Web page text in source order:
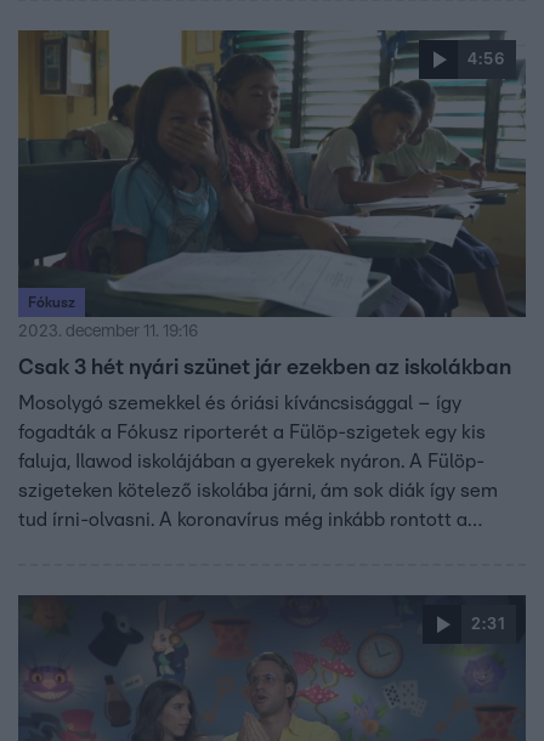
képesek karácsonyi pizsamában elmenni enni – mesélte
4:56
Fókusz
2023. december 11. 19:16
Csak 3 hét nyári szünet jár ezekben az iskolákban
Mosolygó szemekkel és óriási kíváncsisággal – így
fogadták a Fókusz riporterét a Fülöp-szigetek egy kis
faluja, Ilawod iskolájában a gyerekek nyáron. A Fülöp-
szigeteken kötelező iskolába járni, ám sok diák így sem
tud írni-olvasni. A koronavírus még inkább rontott a
média és a tévé segítségével tananyaghoz jutni.
2:31